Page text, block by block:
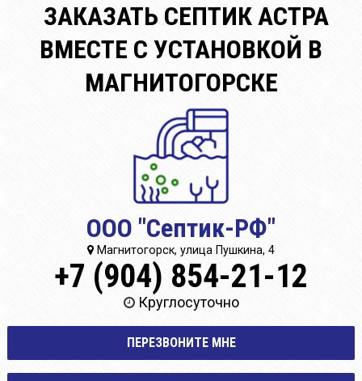
ЗАКАЗАТЬ СЕПТИК АСТРА
ВМЕСТЕ С УСТАНОВКОЙ В
МАГНИТОГОРСКЕ
ООО "Септик-РФ"
Магнитогорск, улица Пушкина, 4
+7 (904) 854-21-12
Круглосуточно
ПЕРЕЗВОНИТЕ МНЕ